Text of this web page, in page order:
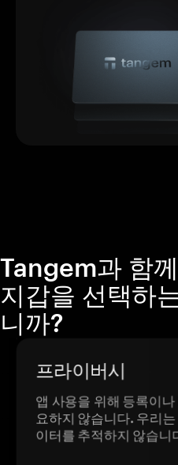
Tangem과 함
지갑을 선택하
니까?
프라이버시
앱 사용을 위해 등록이나
요하지 않습니다. 우리는
이터를 추적하지 않습니